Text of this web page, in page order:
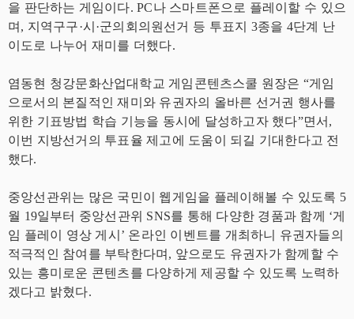
을 판단하는 게임이다. PC나 스마트폰으로 플레이할 수 있으
며, 지역구구·시·군의회의원선거 등 투표지 3종을 4단계 난
이도로 나누어 재미를 더했다.
염동현 청강문화산업대학교 게임콘텐츠스쿨 원장은 “게임
으로서의 본질적인 재미와 유권자의 올바른 선거권 행사를
위한 기표방법 학습 기능을 동시에 달성하고자 했다”면서,
이번 지방선거의 투표율 제고에 도움이 되길 기대한다고 전
했다.
중앙선관위는 많은 국민이 웹게임을 플레이해볼 수 있도록 5
월 19일부터 중앙선관위 SNS를 통해 다양한 경품과 함께 ‘게
임 플레이 영상 게시’ 온라인 이벤트를 개최하니 유권자들의
적극적인 참여를 부탁한다며, 앞으로도 유권자가 함께할 수
있는 흥미로운 콘텐츠를 다양하게 제공할 수 있도록 노력하
겠다고 밝혔다.